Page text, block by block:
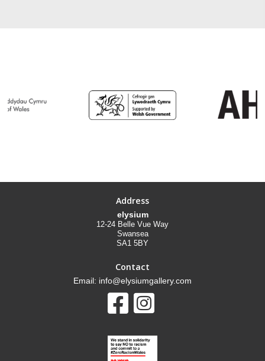
Address
elysium
12-24 Belle Vue Way
Swansea
SA1 5BY
Contact
Email: info@elysiumgallery.com